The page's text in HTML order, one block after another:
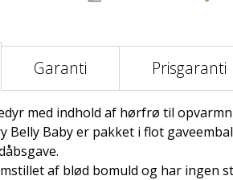
Garanti Prisgaranti
med indhold af hørfrø til
Belly Baby er pakket i flot
af blød bomuld og har ingen